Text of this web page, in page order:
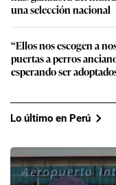
una selección nacional
“Ellos nos escogen a
puertas a perros
esperando ser
Lo último en Perú